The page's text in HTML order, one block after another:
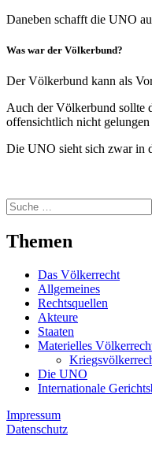
Daneben schafft die UNO
Was war der Völkerbund?
Der Völkerbund kann als
Auch der Völkerbund sollte
offensichtlich nicht gelungen
Die UNO sieht sich zwar in
Suche
nach:
Themen
Das Völkerrecht
Allgemeines
Rechtsquellen
Akteure
Staaten
Materielles
Die UNO
Internationale
Impressum
Datenschutz